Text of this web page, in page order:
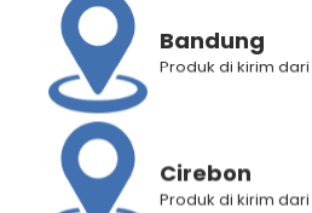
Kategori
Parfum
Brand: Barber Daily
Deskripsi Produk
Bandung
Produk di kirim
Cirebon
Produk di kirim